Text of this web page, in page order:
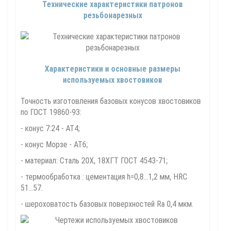
Технические характеристики патронов
резьбонарезных
Характеристики и основные размеры
используемых хвостовиков
Точность изготовления базовых конусов хвостовиков
по ГОСТ 19860-93:
- конус 7:24 - АТ4;
- конус Морзе - АТ6;
- материал: Сталь 20Х, 18ХГТ ГОСТ 4543-71;
- термообработка : цементация h=0,8...1,2 мм, HRC
51...57.
- шероховатость базовых поверхностей Ra 0,4 мкм.